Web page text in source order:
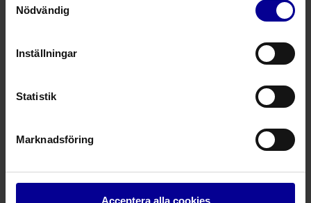
Nödvändig
Inställningar
Statistik
Marknadsföring
Acceptera alla cookies